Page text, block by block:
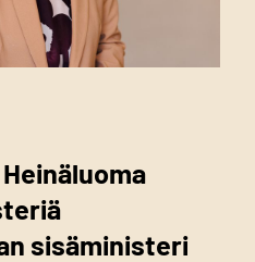
sisäministeri